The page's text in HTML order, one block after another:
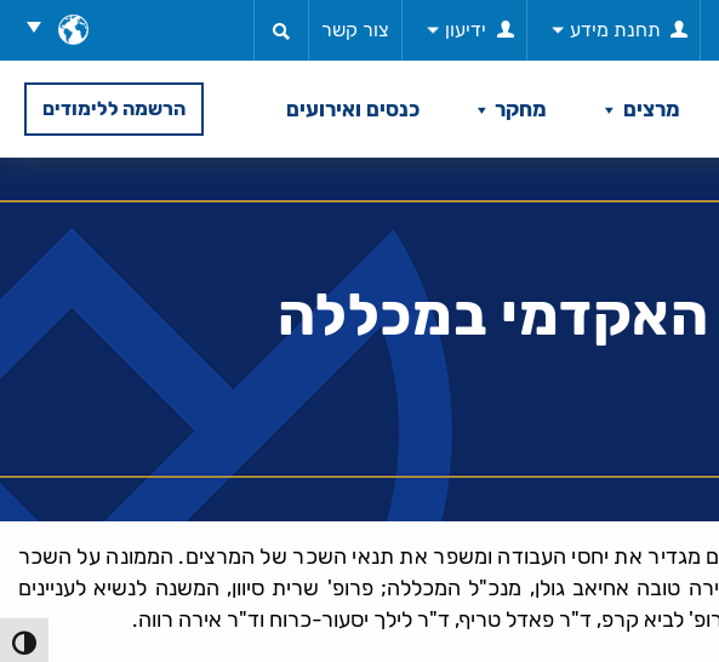
בחר
שפה
תחנת מידע ידיעון צור קשר
מרצים מחקר כנסים ואירועים הרשמה ללימודים
האקדמי במכללה
את יחסי העבודה ומשפר את תנאי השכר של המרצים. הממונה על השכר
טובה אחיאב גולן, מנכ"ל המכללה; פרופ' שרית סיוון, המשנה לנשיא לעניינים
לביא קרפ, ד"ר פאדל טריף, ד"ר לילך יסעור-כרוח וד"ר אירה רווה.